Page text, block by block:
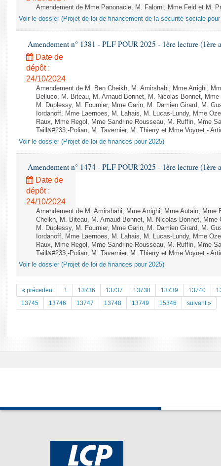
Amendement de Mme Panonacle, M. Falorni, Mme Feld et M.
Voir le dossier (Projet de loi de financement de la sécurité sociale pour
Amendement n° 1381 - PLF POUR 2025 - 1ère lecture (1ère
Date de
dépôt :
24/10/2024
Amendement de M. Ben Cheikh, M. Amirshahi, Mme Arrighi,
Belluco, M. Biteau, M. Arnaud Bonnet, M. Nicolas Bonnet,
M. Duplessy, M. Fournier, Mme Garin, M. Damien Girard, M.
Iordanoff, Mme Laernoes, M. Lahais, M. Lucas-Lundy, Mme
Raux, Mme Regol, Mme Sandrine Rousseau, M. Ruffin, Mme
Taill&#233;-Polian, M. Tavernier, M. Thierry et Mme Voynet -
Voir le dossier (Projet de loi de finances pour 2025)
Amendement n° 1474 - PLF POUR 2025 - 1ère lecture (1ère
Date de
dépôt :
24/10/2024
Amendement de M. Amirshahi, Mme Arrighi, Mme Autain,
Cheikh, M. Biteau, M. Arnaud Bonnet, M. Nicolas Bonnet, Mme
M. Duplessy, M. Fournier, Mme Garin, M. Damien Girard, M.
Iordanoff, Mme Laernoes, M. Lahais, M. Lucas-Lundy, Mme
Raux, Mme Regol, Mme Sandrine Rousseau, M. Ruffin, Mme
Taill&#233;-Polian, M. Tavernier, M. Thierry et Mme Voynet -
Voir le dossier (Projet de loi de finances pour 2025)
« précedent 1 13736 13737 13738 13739 13740
13745
13746 13747 13748 13749 15346 suivant »